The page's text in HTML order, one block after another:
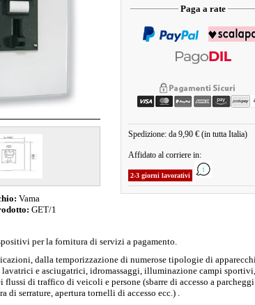
Vama
GET/1
Paga a rate
Spedizione: da 9,90 € (in tutta Italia)
Affidato al corriere in:
2-3 giorni lavorativi
per la fornitura di servizi a pagamento.
dalla temporizzazione di numerose tipologie di
e asciugatrici, idromassaggi, illuminazione campi
di traffico di veicoli e persone (sbarre di accesso a parcheggi
di serrature, apertura tornelli di accesso ecc.) .